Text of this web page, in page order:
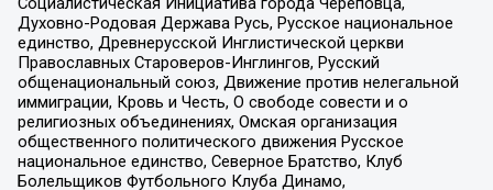
Духовно-Родовая Держава Русь, Русское национальное
единство, Древнерусской Инглистической церкви
Православных Староверов-Инглингов, Русский
общенациональный союз, Движение против нелегальной
иммиграции, Кровь и Честь, О свободе совести и о
религиозных объединениях, Омская организация
общественного политического движения Русское
национальное единство, Северное Братство, Клуб
Болельщиков Футбольного Клуба Динамо,